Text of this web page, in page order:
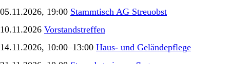
05.11.2026, 19:00 Stammtisch AG Streuobst
10.11.2026 Vorstandstreffen
14.11.2026, 10:00–13:00 Haus- und Geländepflege